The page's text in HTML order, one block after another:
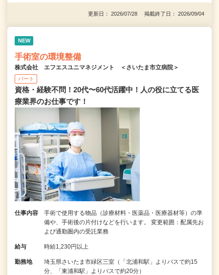
更新日： 2026/07/28 掲載終了日： 2026/09/04
NEW
手術室の環境整備
株式会社 エフエスユニマネジメント ＜さいたま市立病院＞
パート
資格・経験不問！20代〜60代活躍中！人の役に立てる医
療業界のお仕事です！
仕事内容
手術で使用する物品（診療材料・医薬品・医療器材等）の準
備や、手術後の片付けなどを行います。 変更範囲：配属先お
よび通勤圏内の受託業務
給与 時給1,230円以上
勤務地
埼玉県さいたま市緑区三室（「北浦和駅」よりバスで約15
分、「東浦和駅」よりバスで約20分）